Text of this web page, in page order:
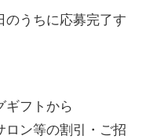
のうちに応募完了す
ギフトから
ロン等の割引・ご招